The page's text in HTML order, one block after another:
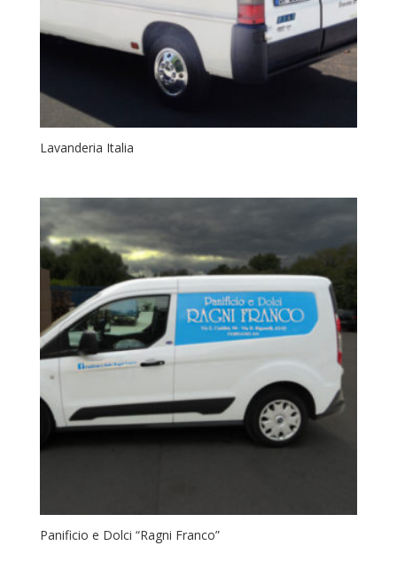
Lavanderia Italia
Panificio e Dolci “Ragni Franco”